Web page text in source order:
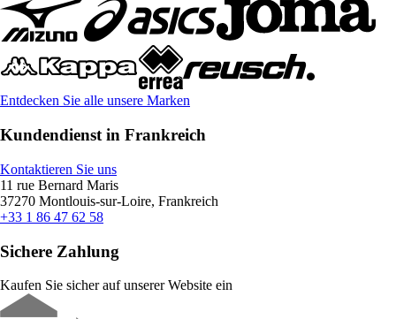
Entdecken Sie alle unsere Marken
Kundendienst in Frankreich
Kontaktieren Sie uns
11 rue Bernard Maris
37270 Montlouis-sur-Loire, Frankreich
+33 1 86 47 62 58
Sichere Zahlung
Kaufen Sie sicher auf unserer Website ein